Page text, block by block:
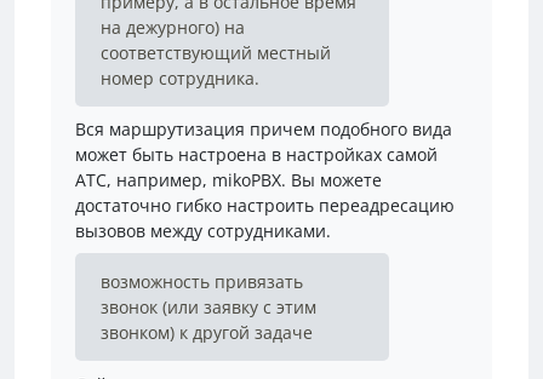
на дежурного) на
соответствующий местный
номер сотрудника.
Вся маршрутизация причем подобного вида
может быть настроена в настройках самой
АТС, например, mikoPBX. Вы можете
достаточно гибко настроить переадресацию
вызовов между сотрудниками.
возможность привязать
звонок (или заявку с этим
звонком) к другой задаче